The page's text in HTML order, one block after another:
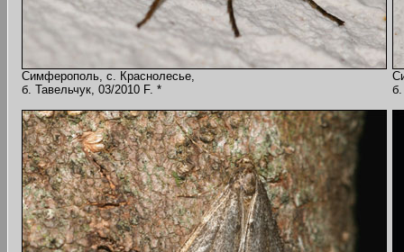
Симферополь, с. Краснолесье,
б. Тавельчук, 03/2010 F. *
б.